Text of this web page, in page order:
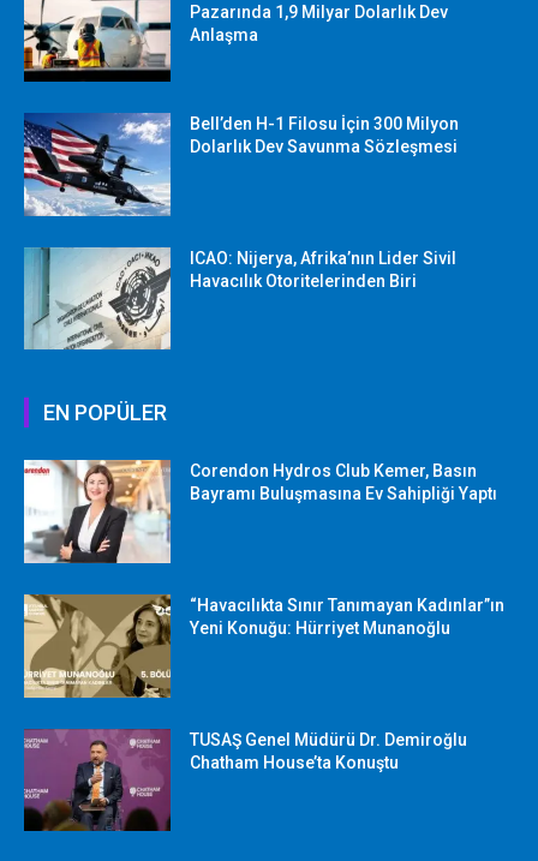
Pazarında 1,9 Milyar Dolarlık Dev
Anlaşma
Bell’den H-1 Filosu İçin 300 Milyon
Dolarlık Dev Savunma Sözleşmesi
ICAO: Nijerya, Afrika’nın Lider Sivil
Havacılık Otoritelerinden Biri
EN POPÜLER
Corendon Hydros Club Kemer, Basın
Bayramı Buluşmasına Ev Sahipliği Yaptı
“Havacılıkta Sınır Tanımayan Kadınlar”ın
Yeni Konuğu: Hürriyet Munanoğlu
TUSAŞ Genel Müdürü Dr. Demiroğlu
Chatham House’ta Konuştu